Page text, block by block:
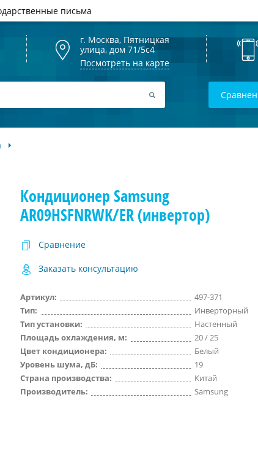
письма
г. Москва, Пятницкая
улица, дом 71/5с4
Посмотреть на карте
Кондиционер Samsung
AR09HSFNRWK/ER (инвертор)
Сравнение
Заказать консультацию
Артикул:
497-371
Тип:
Инверторный
Тип установки:
Настенный
Площадь охлаждения, м:
20 / 25
Цвет кондиционера:
Белый
Уровень шума, дБ:
19
Страна производства:
Китай
Производитель:
Samsung